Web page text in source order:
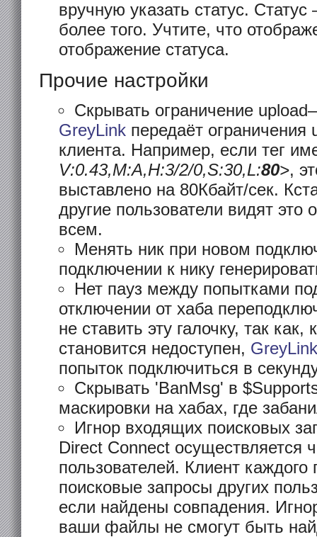
вручную указать статус.
более того. Учтите, что
отображение статуса.
Прочие настройки
Скрывать ограничение
GreyLink передаёт ограничения
клиента. Например, если тег
V:0.43,M:A,H:3/2/0,S:30,L:80>,
выставлено на 80Кбайт/сек.
другие пользователи видят это
всем.
Менять ник при новом
подключении к нику
Нет пауз между попытками
отключении от хаба
не ставить эту галочку, так как,
становится недоступен, GreyLink
попыток подключиться в
Скрывать 'BanMsg' в
маскировки на хабах, где
Игнор входящих поисковых
Direct Connect осуществляется
пользователей. Клиент каждого
поисковые запросы других
если найдены совпадения.
ваши файлы не смогут быть